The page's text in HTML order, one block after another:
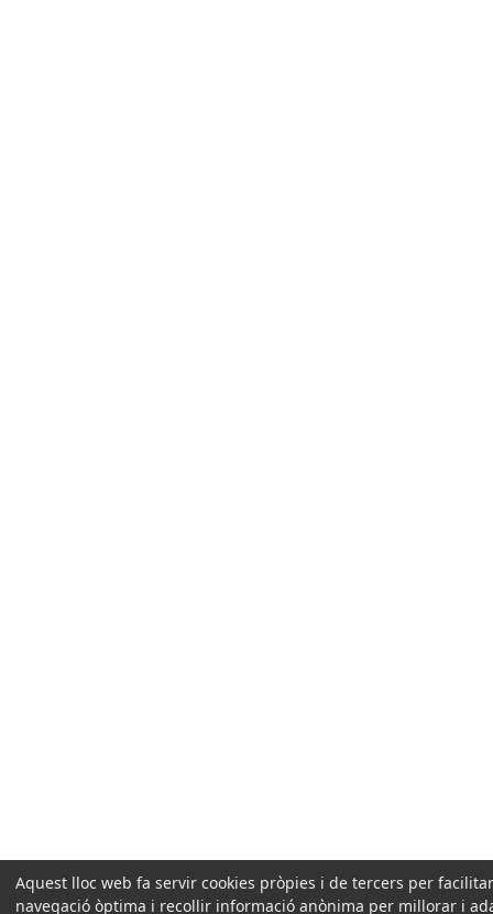
Aquest lloc web fa servir cookies pròpies i de tercers per
navegació òptima i recollir informació anònima per millorar i